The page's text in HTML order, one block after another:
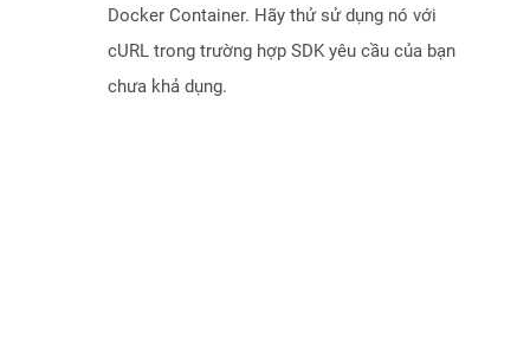
Docker Container. Hãy thử sử dụng nó với
cURL trong trường hợp SDK yêu cầu của bạn
chưa khả dụng.